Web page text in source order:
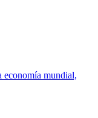
economía mundial,